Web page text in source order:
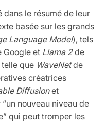
dans le résumé de leur
basée sur les grands
Language Model), tels
Google et Llama 2de
que WaveNetde
créatrices
Diffusionet
nouveau niveau de
qui peut tromper les